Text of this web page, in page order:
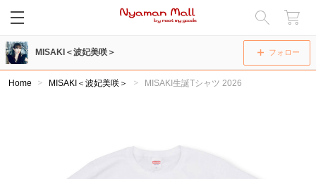
閉じる
MISAKI＜波妃美咲＞ フォロー
Home MISAKI＜波妃美咲＞ MISAKI生誕Tシャツ 2026